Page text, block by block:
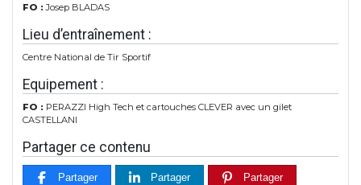
FO : Josep BLADAS
Lieu d’entraînement :
Centre National de Tir Sportif
Equipement :
FO : PERAZZI High Tech et cartouches CLEVER avec un gilet
CASTELLANI
Partager ce contenu
Partager Partager Partager